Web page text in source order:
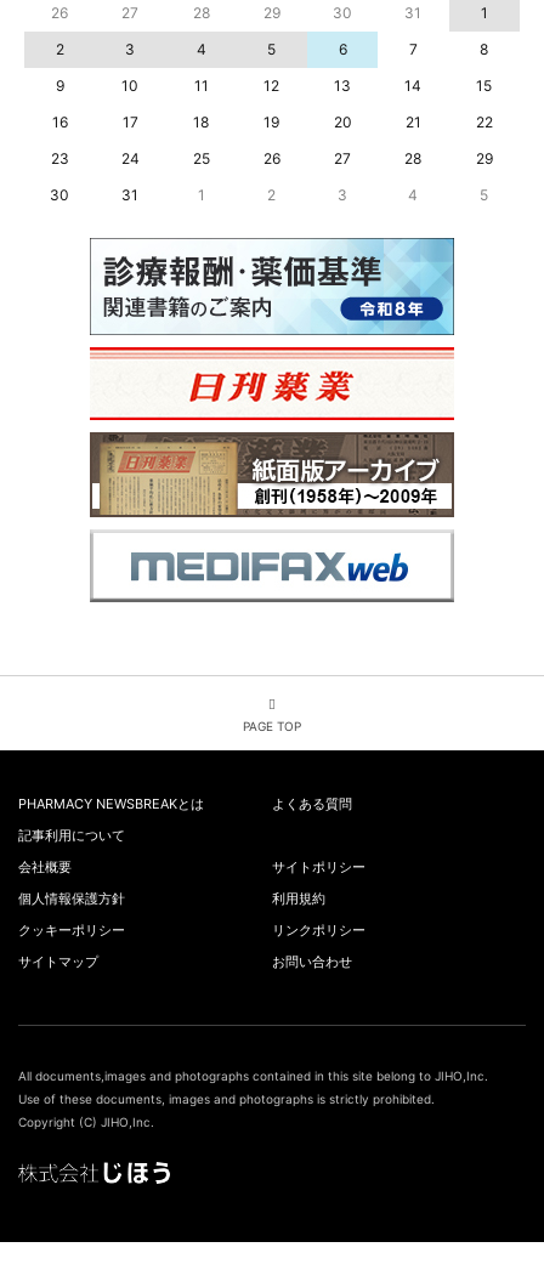
26 27 28 29 30 31
1
2
3 4 5 6 7
8
9
10 11 12 13 14
15
16
17 18 19 20 21
22
23
24 25 26 27 28
29
30
31 1 2 3 4 5
PAGE TOP
PHARMACY NEWSBREAKとは
よくある質問
記事利用について
会社概要
サイトポリシー
個人情報保護方針
利用規約
クッキーポリシー
リンクポリシー
サイトマップ
お問い合わせ
All documents,images and photographs contained in this site belong to JIHO,Inc.
Use of these documents, images and photographs is strictly prohibited.
Copyright (C) JIHO,Inc.